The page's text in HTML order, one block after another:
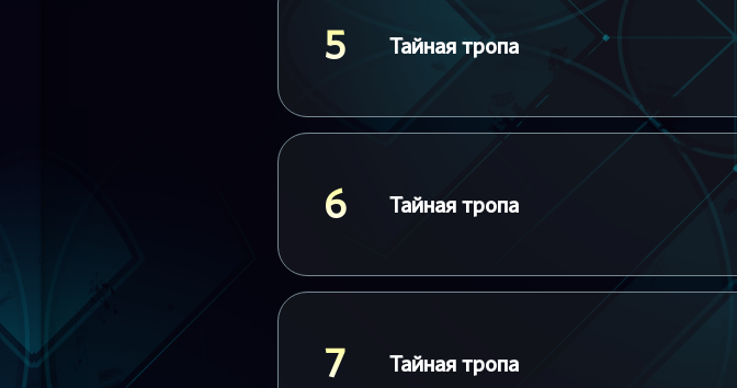
5 Тайная тропа
6 Тайная тропа
7 Тайная тропа